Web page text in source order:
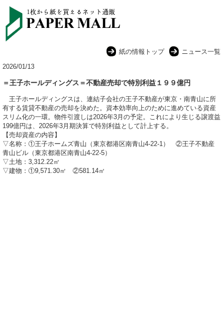
紙の情報トップ
ニュース一覧
2026/01/13
＝王子ホールディングス＝不動産売却で特別利益１９９億円
王子ホールディングスは、連結子会社の王子不動産が東京・南青山に所
有する賃貸不動産の売却を決めた。資本効率向上のために進めている資産
スリム化の一環。物件引渡しは2026年3月の予定。これにより生じる譲渡益
199億円は、2026年3月期決算で特別利益として計上する。
【売却資産の内容】
▽名称：①王子ホームズ青山（東京都港区南青山4-22-1） ②王子不動産
青山ビル（東京都港区南青山4-22-5）
▽土地：3,312.22㎡
▽建物：①9,571.30㎡ ②581.14㎡